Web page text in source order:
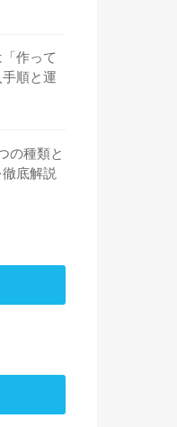
作って
順と運
の種類と
底解説